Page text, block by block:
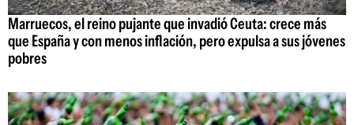
Marruecos, el reino pujante que invadió Ceuta: crece más
que España y con menos inflación, pero expulsa a sus jóvenes
pobres